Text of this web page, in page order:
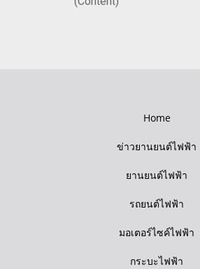
Home
ข่าวยานยนต์ไฟฟ้า
ยานยนต์ไฟฟ้า
รถยนต์ไฟฟ้า
มอเตอร์ไซค์ไฟฟ้า
กระบะไฟฟ้า